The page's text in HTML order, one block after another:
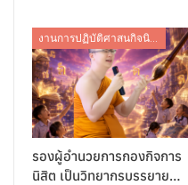
งานการปฏิบัติศาสนกิจนิสิต
รองผู้อำนวยการกองกิจการ
นิสิต เป็นวิทยากรบรรยาย…